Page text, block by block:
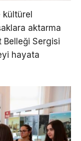
aktarma
Sergisi
hayata